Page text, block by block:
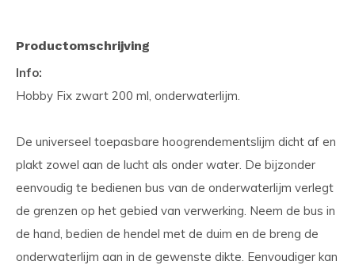
Productomschrijving
Info:
Hobby Fix zwart 200 ml, onderwaterlijm.
De universeel toepasbare hoogrendementslijm dicht af en
plakt zowel aan de lucht als onder water. De bijzonder
eenvoudig te bedienen bus van de onderwaterlijm verlegt
de grenzen op het gebied van verwerking. Neem de bus in
de hand, bedien de hendel met de duim en de breng de
onderwaterlijm aan in de gewenste dikte. Eenvoudiger kan